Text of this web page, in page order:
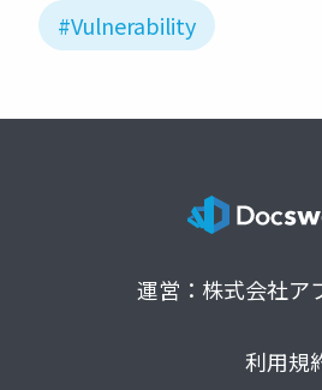
#Vulnerability
運営：株式会社ア
利用規